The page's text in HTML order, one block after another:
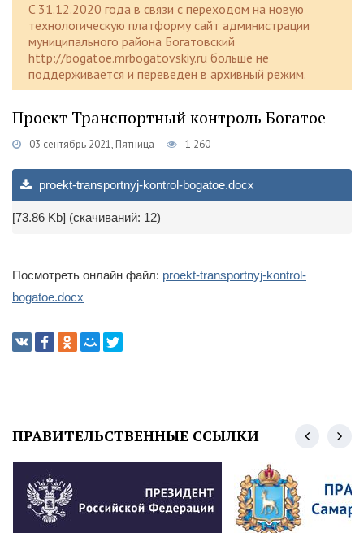
C 31.12.2020 года в связи с переходом на новую
технологическую платформу сайт администрации
муниципального района Богатовский
http://bogatoe.mrbogatovskiy.ru больше не
поддерживается и переведен в архивный режим.
Проект Транспортный контроль Богатое
03 сентябрь 2021, Пятница 1 260
proekt-transportnyj-kontrol-bogatoe.docx
[73.86 Kb] (cкачиваний: 12)
Посмотреть онлайн файл: proekt-transportnyj-kontrol-
bogatoe.docx
ПРАВИТЕЛЬСТВЕННЫЕ ССЫЛКИ